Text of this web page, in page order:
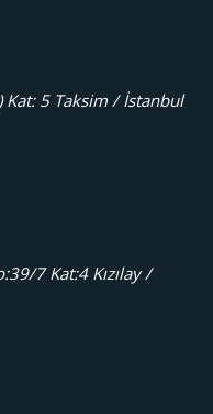
Kat: 5 Taksim / İstanbul
7 Kat:4 Kızılay /